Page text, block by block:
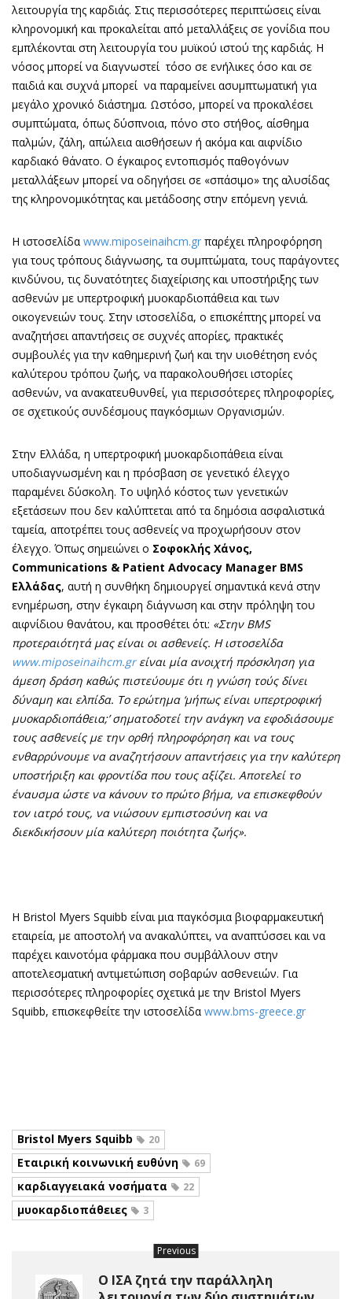
λειτουργία της καρδιάς. Στις περισσότερες περιπτώσεις είναι
κληρονομική και προκαλείται από μεταλλάξεις σε γονίδια που
εμπλέκονται στη λειτουργία του μυϊκού ιστού της καρδιάς. Η
νόσος μπορεί να διαγνωστεί τόσο σε ενήλικες όσο και σε
παιδιά και συχνά μπορεί να παραμείνει ασυμπτωματική για
μεγάλο χρονικό διάστημα. Ωστόσο, μπορεί να προκαλέσει
συμπτώματα, όπως δύσπνοια, πόνο στο στήθος, αίσθημα
παλμών, ζάλη, απώλεια αισθήσεων ή ακόμα και αιφνίδιο
καρδιακό θάνατο. Ο έγκαιρος εντοπισμός παθογόνων
μεταλλάξεων μπορεί να οδηγήσει σε «σπάσιμο» της αλυσίδας
της κληρονομικότητας και μετάδοσης στην επόμενη γενιά.
Η ιστοσελίδα www.miposeinaihcm.gr παρέχει πληροφόρηση
για τους τρόπους διάγνωσης, τα συμπτώματα, τους παράγοντες
κινδύνου, τις δυνατότητες διαχείρισης και υποστήριξης των
ασθενών με υπερτροφική μυοκαρδιοπάθεια και των
οικογενειών τους. Στην ιστοσελίδα, ο επισκέπτης μπορεί να
αναζητήσει απαντήσεις σε συχνές απορίες, πρακτικές
συμβουλές για την καθημερινή ζωή και την υιοθέτηση ενός
καλύτερου τρόπου ζωής, να παρακολουθήσει ιστορίες
ασθενών, να ανακατευθυνθεί, για περισσότερες πληροφορίες,
σε σχετικούς συνδέσμους παγκόσμιων Οργανισμών.
Στην Ελλάδα, η υπερτροφική μυοκαρδιοπάθεια είναι
υποδιαγνωσμένη και η πρόσβαση σε γενετικό έλεγχο
παραμένει δύσκολη. Το υψηλό κόστος των γενετικών
εξετάσεων που δεν καλύπτεται από τα δημόσια ασφαλιστικά
ταμεία, αποτρέπει τους ασθενείς να προχωρήσουν στον
έλεγχο. Όπως σημειώνει ο Σοφοκλής Χάνος,
Communications & Patient Advocacy Manager BMS
Ελλάδας, αυτή η συνθήκη δημιουργεί σημαντικά κενά στην
ενημέρωση, στην έγκαιρη διάγνωση και στην πρόληψη του
αιφνίδιου θανάτου, και προσθέτει ότι: «Στην BMS
προτεραιότητά μας είναι οι ασθενείς. Η ιστοσελίδα
www.miposeinaihcm.grείναι μία ανοιχτή πρόσκληση για
άμεση δράση καθώς πιστεύουμε ότι η γνώση τούς δίνει
δύναμη και ελπίδα. Το ερώτημα ‘μήπως είναι υπερτροφική
μυοκαρδιοπάθεια;’ σηματοδοτεί την ανάγκη να εφοδιάσουμε
τους ασθενείς με την ορθή πληροφόρηση και να τους
ενθαρρύνουμε να αναζητήσουν απαντήσεις για την καλύτερη
υποστήριξη και φροντίδα που τους αξίζει. Αποτελεί το
έναυσμα ώστε να κάνουν το πρώτο βήμα, να επισκεφθούν
τον ιατρό τους, να νιώσουν εμπιστοσύνη και να
διεκδικήσουν μία καλύτερη ποιότητα ζωής».
Η Bristol Myers Squibb είναι μια παγκόσμια βιοφαρμακευτική
εταιρεία, με αποστολή να ανακαλύπτει, να αναπτύσσει και να
παρέχει καινοτόμα φάρμακα που συμβάλλουν στην
αποτελεσματική αντιμετώπιση σοβαρών ασθενειών. Για
περισσότερες πληροφορίες σχετικά με την Bristol Myers
Squibb, επισκεφθείτε την ιστοσελίδα www.bms-greece.gr
Bristol Myers Squibb 20
Εταιρική κοινωνική ευθύνη 69
καρδιαγγειακά νοσήματα 22
μυοκαρδιοπάθειες 3
Previous
Ο ΙΣΑ ζητά την παράλληλη